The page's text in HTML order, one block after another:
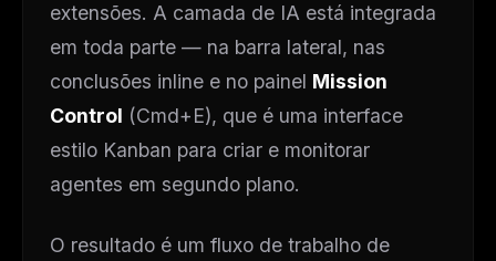
extensões. A camada de IA está integrada
em toda parte — na barra lateral, nas
conclusões inline e no painel Mission
Control (Cmd+E), que é uma interface
estilo Kanban para criar e monitorar
agentes em segundo plano.
O resultado é um fluxo de trabalho de